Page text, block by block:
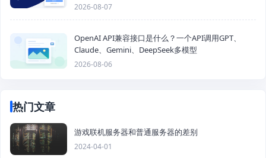
2026-08-07
OpenAI API兼容接口是什么？一个API调用GPT、
Claude、Gemini、DeepSeek多模型
2026-08-06
热门文章
游戏联机服务器和普通服务器的差别
2024-04-01